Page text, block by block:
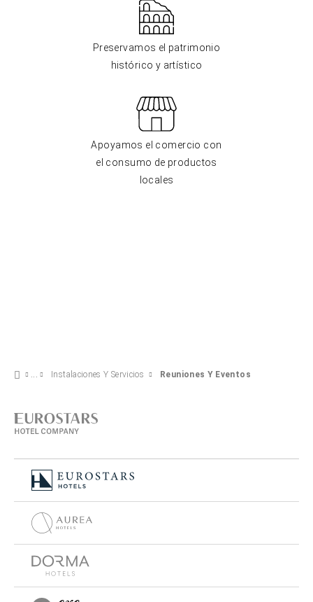
Preservamos el patrimonio
histórico y artístico
Apoyamos el comercio con
el consumo de productos
locales
Instalaciones Y Servicios Reuniones Y Eventos